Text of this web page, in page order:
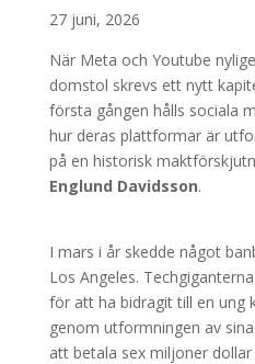
27 juni, 2026
När Meta och Youtube
domstol skrevs ett nytt
första gången hålls sociala
hur deras plattformar är
på en historisk
Englund Davidsson.
I mars i år skedde något
Los Angeles.
för att ha bidragit till en ung
genom utformningen av
att betala sex miljoner dollar